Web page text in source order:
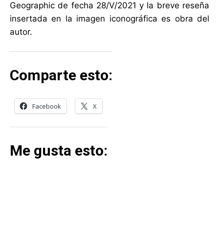
Geographic de fecha 28/V/2021 y la breve reseña
insertada en la imagen iconográfica es obra del
autor.
Comparte esto:
Facebook X
Me gusta esto: